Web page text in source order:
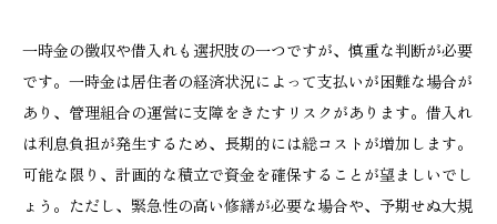
一時金の徴収や借入れも選択肢の一つですが、慎重な判断が必要
です。一時金は居住者の経済状況によって支払いが困難な場合が
あり、管理組合の運営に支障をきたすリスクがあります。借入れ
は利息負担が発生するため、長期的には総コストが増加します。
可能な限り、計画的な積立で資金を確保することが望ましいでし
ょう。ただし、緊急性の高い修繕が必要な場合や、予期せぬ大規